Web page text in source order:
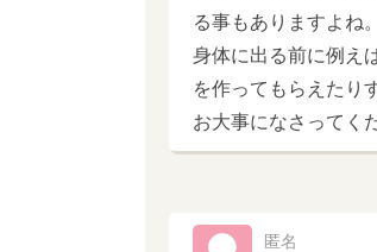
る事もありますよね。
身体に出る前に例え
を作ってもらえたり
お大事になさってく
匿名